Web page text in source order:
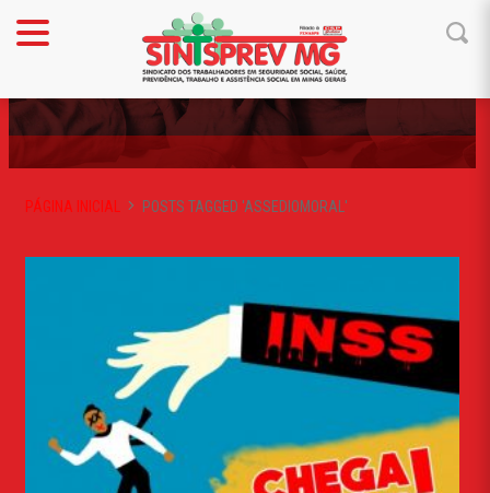
ASSEDIOMORAL
PÁGINA INICIAL POSTS TAGGED 'ASSEDIOMORAL'